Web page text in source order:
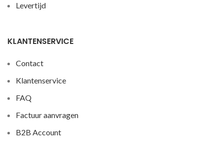
Levertijd
KLANTENSERVICE
Contact
Klantenservice
FAQ
Factuur aanvragen
B2B Account